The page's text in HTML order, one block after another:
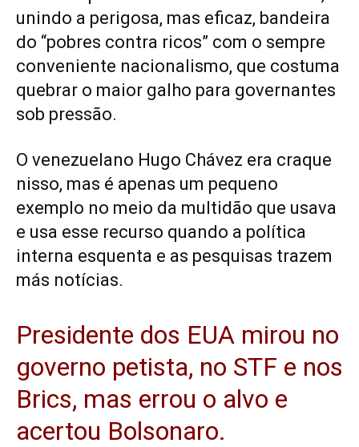
unindo a perigosa, mas eficaz, bandeira
do “pobres contra ricos” com o sempre
conveniente nacionalismo, que costuma
quebrar o maior galho para governantes
sob pressão.
O venezuelano Hugo Chávez era craque
nisso, mas é apenas um pequeno
exemplo no meio da multidão que usava
e usa esse recurso quando a política
interna esquenta e as pesquisas trazem
más notícias.
Presidente dos EUA mirou no
governo petista, no STF e nos
Brics, mas errou o alvo e
acertou Bolsonaro.